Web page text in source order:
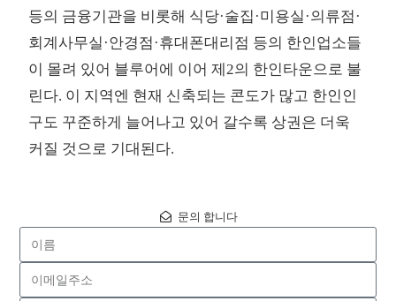
등의 금융기관을 비롯해 식당·술집·미용실·의류점·
회계사무실·안경점·휴대폰대리점 등의 한인업소들
이 몰려 있어 블루어에 이어 제2의 한인타운으로 불
린다. 이 지역엔 현재 신축되는 콘도가 많고 한인인
구도 꾸준하게 늘어나고 있어 갈수록 상권은 더욱
커질 것으로 기대된다.
문의 합니다